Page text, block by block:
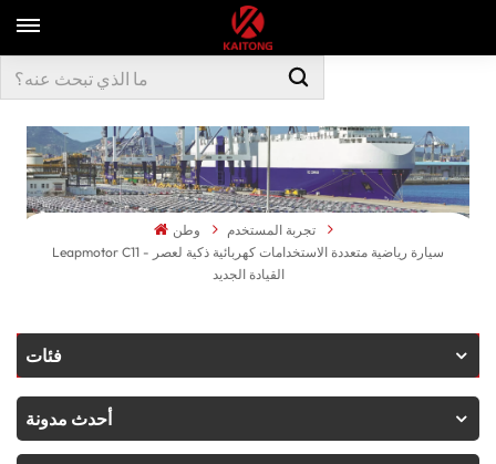
وطن
تجربة المستخدم
Leapmotor C11 - سيارة رياضية متعددة الاستخدامات كهربائية ذكية لعصر
القيادة الجديد
فئات
أحدث مدونة